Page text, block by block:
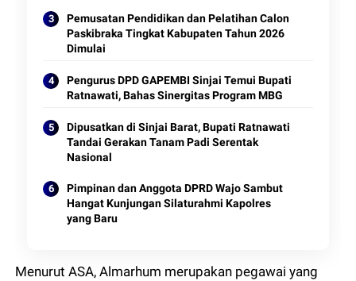
Pemusatan Pendidikan dan Pelatihan Calon
Paskibraka Tingkat Kabupaten Tahun 2026
Dimulai
Pengurus DPD GAPEMBI Sinjai Temui Bupati
Ratnawati, Bahas Sinergitas Program MBG
Dipusatkan di Sinjai Barat, Bupati Ratnawati
Tandai Gerakan Tanam Padi Serentak
Nasional
Pimpinan dan Anggota DPRD Wajo Sambut
Hangat Kunjungan Silaturahmi Kapolres
yang Baru
Menurut ASA, Almarhum merupakan pegawai yang